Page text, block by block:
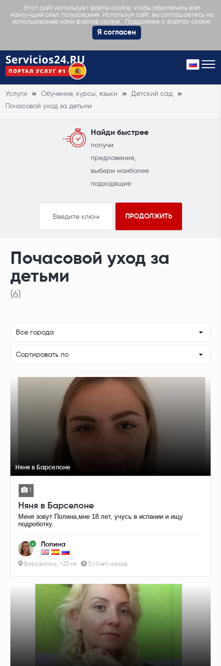
Этот сайт использует файлы cookie, чтобы обеспечить вам
наилучший опыт пользования. Используя сайт, вы соглашаетесь на
использование нами файлов cookie.
Подробнее о файлах cookie.
Я согласен
Услуги Обучение, курсы, языки
Детский сад
Почасовой уход за детьми
Найди быстрее
получи
предложения,
выбери наиболее
подходящие
Почасовой уход за
детьми
(6)
Все города
Сортировать по
Няня в Барселоне
1
Няня в Барселоне
Меня зовут Полина,мне 18 лет, учусь в испании и ищу
подроботку.
Полина
Барселона, +25 км 5 г.(лет) назад